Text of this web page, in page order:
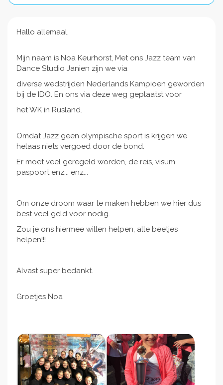
Hallo allemaal,
Mijn naam is Noa Keurhorst, Met ons Jazz team van
Dance Studio Janien zijn we via
diverse wedstrijden Nederlands Kampioen geworden
bij de IDO. En ons via deze weg geplaatst voor
het WK in Rusland.
Omdat Jazz geen olympische sport is krijgen we
helaas niets vergoed door de bond.
Er moet veel geregeld worden, de reis, visum
paspoort enz... enz...
Om onze droom waar te maken hebben we hier dus
best veel geld voor nodig.
Zou je ons hiermee willen helpen, alle beetjes
helpen!!!
Alvast super bedankt.
Groetjes Noa